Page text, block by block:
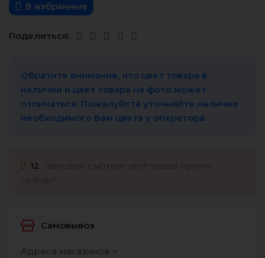
В избранные
Поделиться:
Обратите внимание, что цвет товара в
наличии и цвет товара на фото может
отличаться. Пожалуйста уточняйте наличие
необходимого Вам цвета у оператора.
12
Самовывоз
Адреса магазинов >